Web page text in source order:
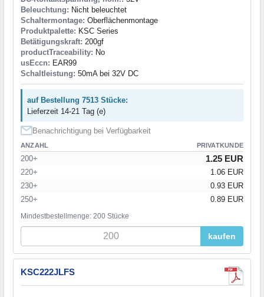
Beleuchtung: Nicht beleuchtet
Schaltermontage: Oberflächenmontage
Produktpalette: KSC Series
Betätigungskraft: 200gf
productTraceability: No
usEccn: EAR99
Schaltleistung: 50mA bei 32V DC
auf Bestellung 7513 Stücke:
Lieferzeit 14-21 Tag (e)
Benachrichtigung bei Verfügbarkeit
ANZAHL PRIVATKUNDE
200+ 1.25 EUR
220+
1.06 EUR
230+
0.93 EUR
250+
0.89 EUR
Mindestbestellmenge: 200 Stücke
kaufen
KSC222JLFS